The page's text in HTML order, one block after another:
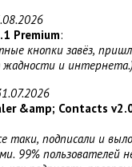
Premium:
кнопки завёз,
и
&amp; Contacts
таки, подписали и
99% пользователей